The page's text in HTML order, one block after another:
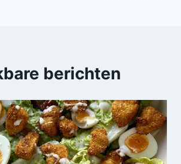
berichten